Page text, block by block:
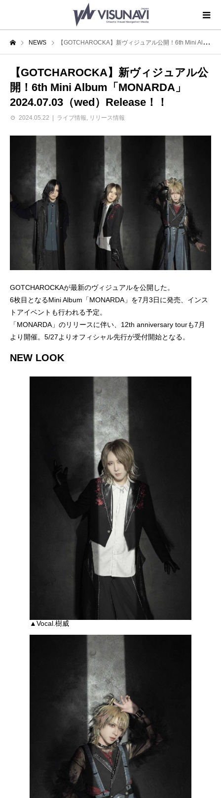
NEWS 【GOTCHAROCKA】新ヴィジュアル公開！6th Mini Album「MONARDA」2024.07.03（wed）Release！！
【GOTCHAROCKA】新ヴィジュアル公
開！6th Mini Album「MONARDA」
2024.07.03（wed）Release！！
2024.05.22 ライブ情報 リリース情報
GOTCHAROCKAが最新のヴィジュアルを公開した。
6枚目となるMini Album「MONARDA」を7月3日に発売、インス
トアイベントも行われる予定。
「MONARDA」のリリースに伴い、12th anniversary tourも7月
より開催。5/27よりオフィシャル先行が受付開始となる。
NEW LOOK
▲Vocal.樹威